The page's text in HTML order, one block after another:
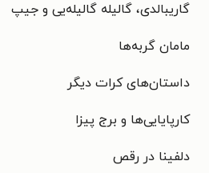
گاریبالدی، گالیله گالیله‌یی و جیپ
مامان گربه‌ها
داستان‌های کرات دیگر
کارپایایی‌ها و برج پیزا
دلفینا در رقص